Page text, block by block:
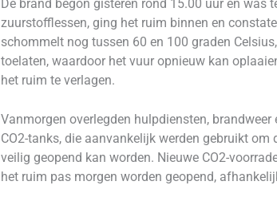
De brand begon gisteren rond 15.00 uur en was
zuurstofflessen, ging het ruim binnen en
schommelt nog tussen 60 en 100 graden
toelaten, waardoor het vuur opnieuw kan
het ruim te verlagen.
Vanmorgen overlegden hulpdiensten,
CO2-tanks, die aanvankelijk werden gebruikt
veilig geopend kan worden. Nieuwe CO2-
het ruim pas morgen worden geopend,